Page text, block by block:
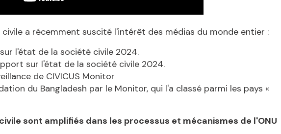
a récemment suscité l'intérêt des médias du monde entier :
sur l'état de la société civile 2024.
sur l'état de la société civile 2024.
de CIVICUS Monitor
du Bangladesh par le Monitor, qui l'a classé parmi les pays «
sont amplifiés dans les processus et mécanismes de l'ONU